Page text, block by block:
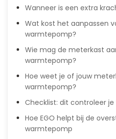
Wanneer is een extra
Wat kost het aanpassen
warmtepomp?
Wie mag de meterkast
warmtepomp?
Hoe weet je of jouw
warmtepomp?
Checklist: dit controleer
Hoe EGO helpt bij de
warmtepomp